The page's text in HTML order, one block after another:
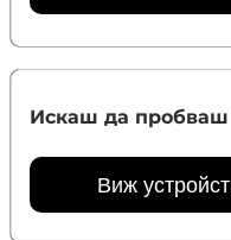
Виж
Искаш да пробваш